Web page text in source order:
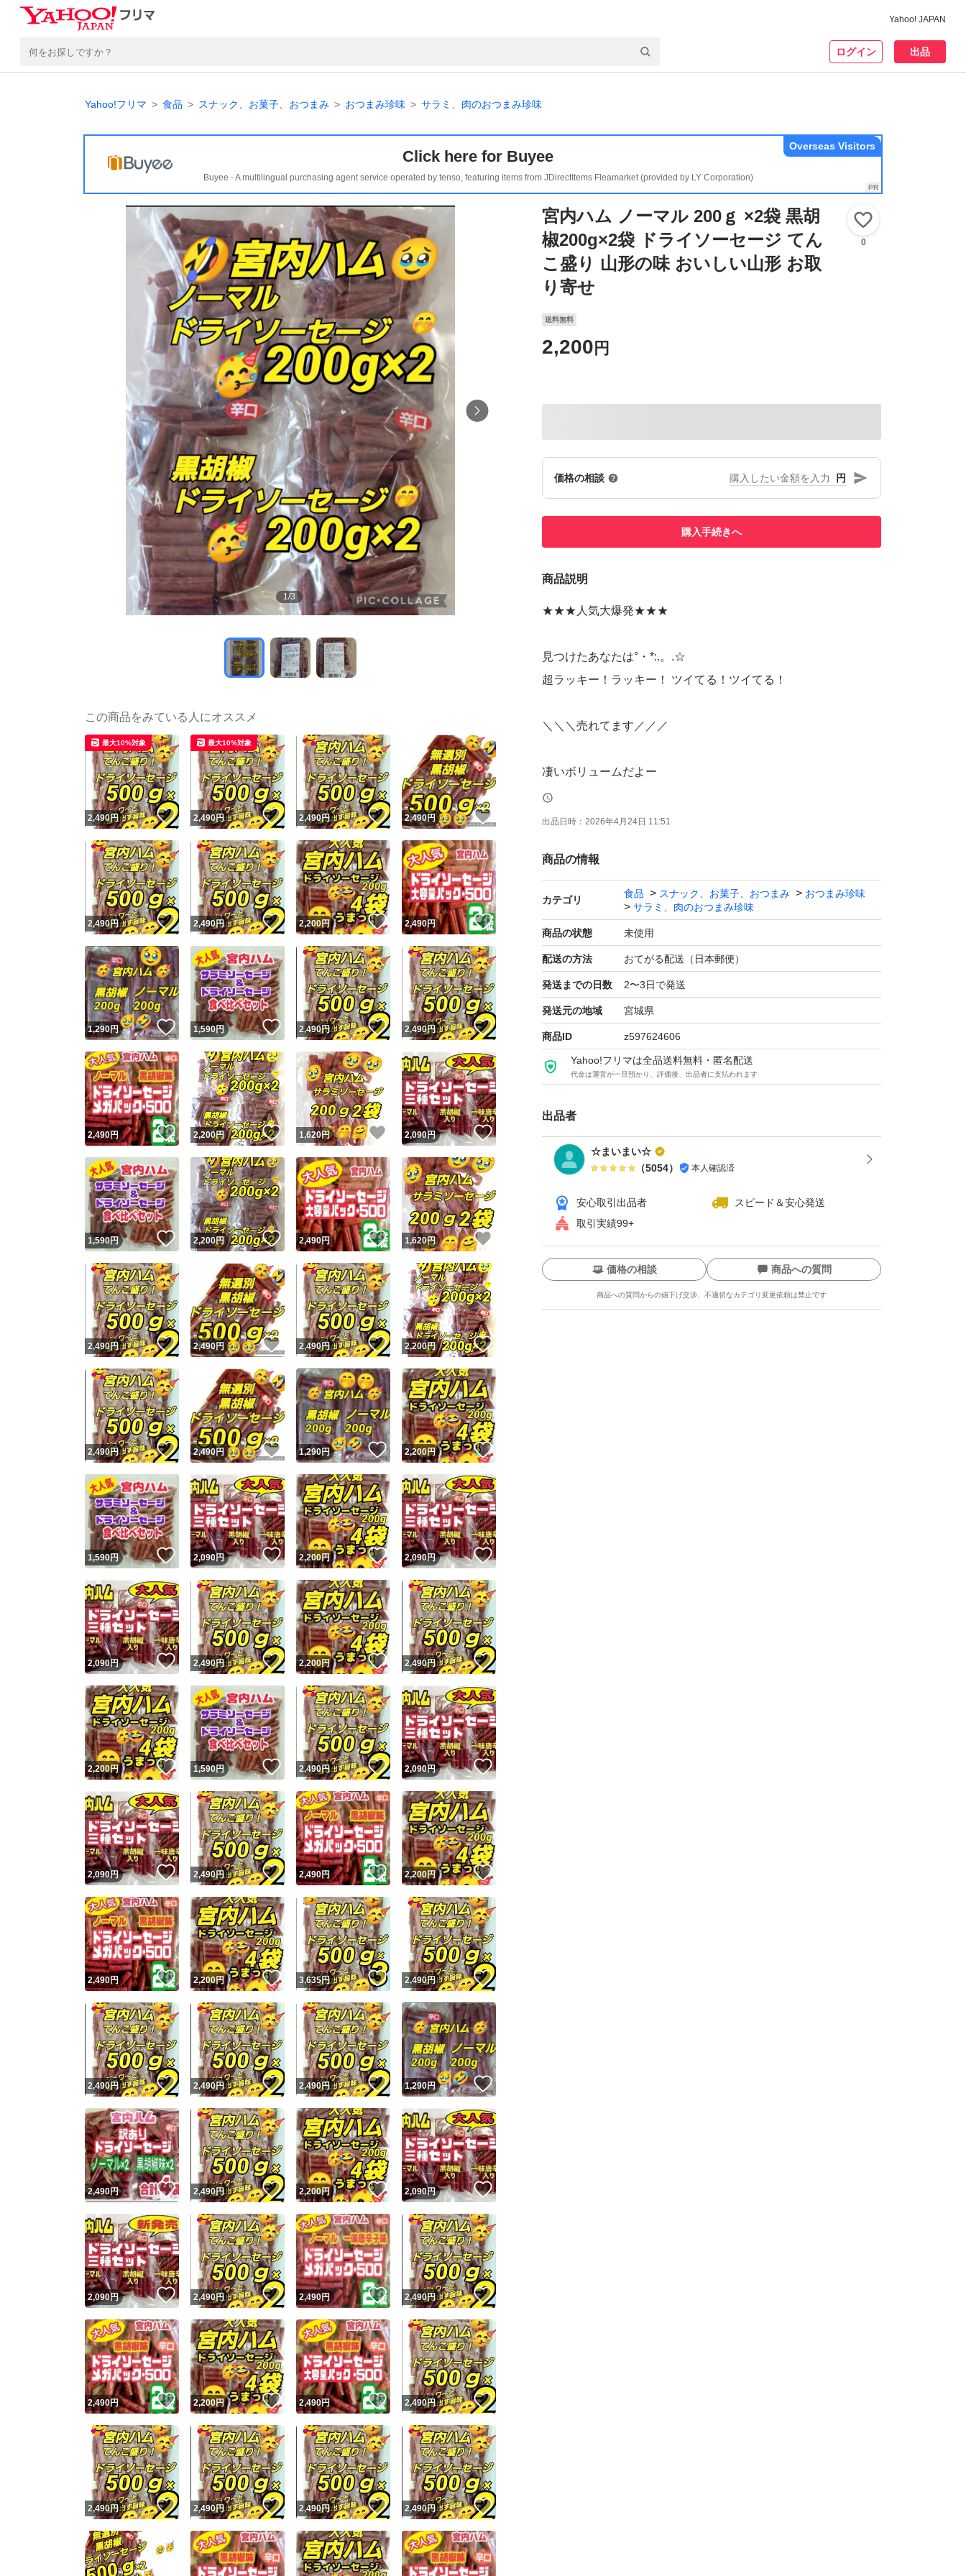
Yahoo! JAPAN
ログイン 出品
Yahoo!フリマ 食品 スナック、お菓子、おつまみ おつまみ珍味 サラミ、肉のおつまみ珍味
Click here for Buyee
Buyee - A multilingual purchasing agent service operated by tenso, featuring items from JDirectItems Fleamarket (provided by LY Corporation)
Overseas Visitors
1/3
宮内ハム ノーマル 200ｇ ×2袋 黒胡
椒200g×2袋 ドライソーセージ てん
こ盛り 山形の味 おいしい山形 お取
り寄せ
0
送料無料
2,200 円
価格の相談 円
購入手続きへ
商品説明
★★★人気大爆発★★★
見つけたあなたは°・*:.。.☆
超ラッキー！ラッキー！ ツイてる！ツイてる！
＼＼＼売れてます／／／
凄いボリュームだよー
(´へεへ`*)
独自の製法で、肉の旨みとスパイシーな味わいで、県内はもちろ
ん全国に幅広いファンに支持されている製品です。
ボリュームたっぷり！
てんこ盛り！
この機会に山形の味を是非ご賞味下さいね(⌒▽⌒)
★ノーマル
★200ｇ× 2袋
★辛口黒胡椒
★200ｇ ×2袋
簡易包装にご協力お願い致します
出品日時： 2026年4月24日 11:51
商品の情報
カテゴリ
食品 スナック、お菓子、おつまみ
おつまみ珍味
サラミ、肉のおつまみ珍味
商品の状態 未使用
配送の方法 おてがる配送（日本郵便）
発送までの日数 2〜3日で発送
発送元の地域 宮城県
商品ID z597624606
Yahoo!フリマは全品送料無料・匿名配送
代金は運営が一旦預かり、評価後、出品者に支払われます
出品者
☆まいまい☆
（5054） 本人確認済
安心取引出品者
スピード＆安心発送
取引実績99+
ユーザーの実績について
Yahoo!フリマが定めた一定の基準を満たしたユーザーにバッジを付与しています
安心取引出品者
安心取引出品者 Yahoo!フリマの基準をクリアした安心・安全なユーザーです
取引実績
取引実績◯+ このユーザーはYahoo!フリマの取引を完了させた実績があります
他フリマ実績◯+ このユーザーは他フリマサービスでの取引実績があります
スピード&安心発送
※このバッジは実績に基づく表示であり、発送を保証しているものではありません
スピード＆安心発送
このユーザーは高頻度で24時間以内＆設定した発送日数内に発送してい
ます
スピード発送 このユーザーは高頻度で24時間以内に発送しています
安心発送 このユーザーは設定した発送日数内に発送しています
価格の相談 商品への質問
商品への質問からの値下げ交渉、不適切なカテゴリ変更依頼は禁止です
この商品の情報をコピーします
商品画像の無断転載は禁止されています
コピーは1商品につき1回です
出品ページへ
キャンセル
この商品をみている人にオススメ
2,490円 いいね！
最大10%対象
2,490円 いいね！
最大10%対象
2,490円 いいね！
2,490円
2,490円 いいね！
2,490円 いいね！
2,200円 いいね！
2,490円 いいね！
1,290円 いいね！
1,590円 いいね！
2,490円 いいね！
2,490円 いいね！
2,490円 いいね！
2,200円 いいね！
1,620円 いいね！
2,090円 いいね！
1,590円 いいね！
2,200円 いいね！
2,490円 いいね！
1,620円
2,490円 いいね！
2,490円 いいね！
2,490円 いいね！
2,200円 いいね！
2,490円 いいね！
2,490円 いいね！
1,290円 いいね！
2,200円
1,590円 いいね！
2,090円 いいね！
2,200円 いいね！
2,090円 いいね！
2,090円 いいね！
2,490円 いいね！
2,200円 いいね！
2,490円 いいね！
2,200円 いいね！
1,590円 いいね！
2,490円 いいね！
2,090円 いいね！
2,090円 いいね！
2,490円 いいね！
2,490円 いいね！
2,200円
2,490円 いいね！
2,200円 いいね！
3,635円 いいね！
2,490円 いいね！
2,490円 いいね！
2,490円 いいね！
2,490円 いいね！
1,290円 いいね！
2,490円 いいね！
2,490円 いいね！
2,200円 いいね！
2,090円 いいね！
2,090円 いいね！
2,490円 いいね！
2,490円 いいね！
2,490円 いいね！
2,490円 いいね！
2,200円 いいね！
2,490円 いいね！
2,490円 いいね！
2,490円 いいね！
2,490円 いいね！
2,490円 いいね！
2,490円 いいね！